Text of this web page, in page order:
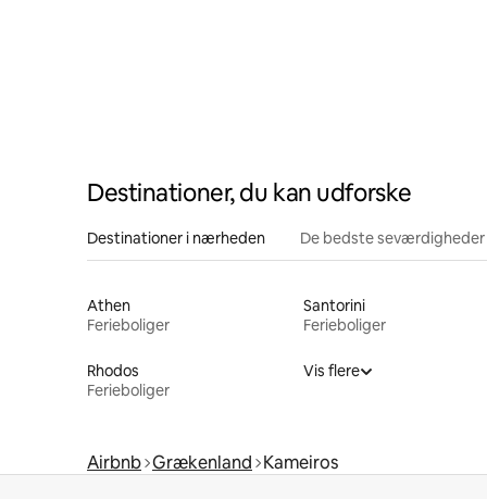
Destinationer, du kan udforske
Destinationer i nærheden De bedste
Athen
Ferieboliger
Santorini
Ferieboliger
Rhodos
Ferieboliger
Vis flere
Airbnb Grækenland Kameiros